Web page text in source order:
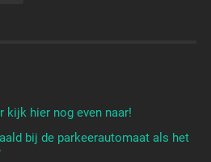
kijk hier nog even naar!
bij de parkeerautomaat als het